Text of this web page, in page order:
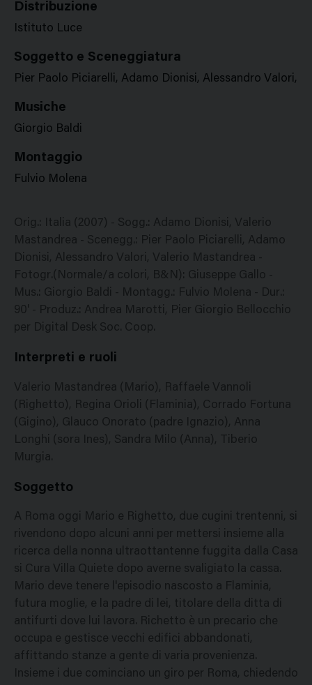
Distribuzione
Istituto Luce
Soggetto e Sceneggiatura
Pier Paolo Piciarelli, Adamo Dionisi, Alessandro Valori,
Musiche
Giorgio Baldi
Montaggio
Fulvio Molena
Orig.: Italia (2007) - Sogg.: Adamo Dionisi, Valerio
Mastandrea - Scenegg.: Pier Paolo Piciarelli, Adamo
Dionisi, Alessandro Valori, Valerio Mastandrea -
Fotogr.(Normale/a colori, B&N): Giuseppe Gallo -
Mus.: Giorgio Baldi - Montagg.: Fulvio Molena - Dur.:
90' - Produz.: Andrea Marotti, Pier Giorgio Bellocchio
per Digital Desk Soc. Coop.
Interpreti e ruoli
Valerio Mastandrea (Mario), Raffaele Vannoli
(Righetto), Regina Orioli (Flaminia), Corrado Fortuna
(Gigino), Glauco Onorato (padre Ignazio), Anna
Longhi (sora Ines), Sandra Milo (Anna), Tiberio
Murgia.
Soggetto
A Roma oggi Mario e Righetto, due cugini trentenni, si
rivendono dopo alcuni anni per mettersi insieme alla
ricerca della nonna ultraottantenne fuggita dalla Casa
si Cura Villa Quiete dopo averne svaligiato la cassa.
Mario deve tenere l'episodio nascosto a Flaminia,
futura moglie, e la padre di lei, titolare della ditta di
antifurti dove lui lavora. Richetto è un precario che
occupa e gestisce vecchi edifici abbandonati,
affittando stanze a gente di varia provenienza.
Insieme i due cominciano un giro per Roma, chiedendo